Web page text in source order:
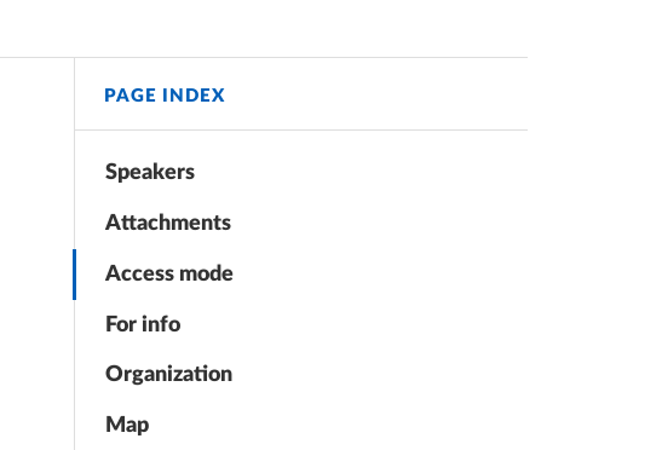
PAGE INDEX
Speakers
Attachments
Access mode
For info
Organization
Map